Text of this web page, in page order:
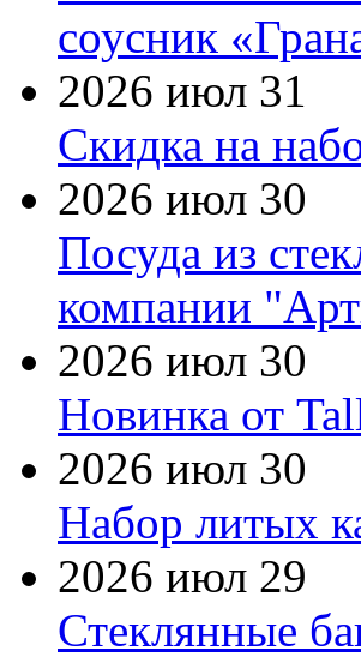
соусник
2026 июл 31
Скидка на
2026 июл 30
Посуда из
компании
2026 июл 30
Новинка от
2026 июл 30
Набор литых
2026 июл 29
Стеклянные